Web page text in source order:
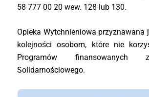
58 777 00 20 wew. 128 lub 130.
Opieka Wytchnieniowa przyznawana
kolejności osobom, które nie
Programów finansowanych
Solidarnościowego.